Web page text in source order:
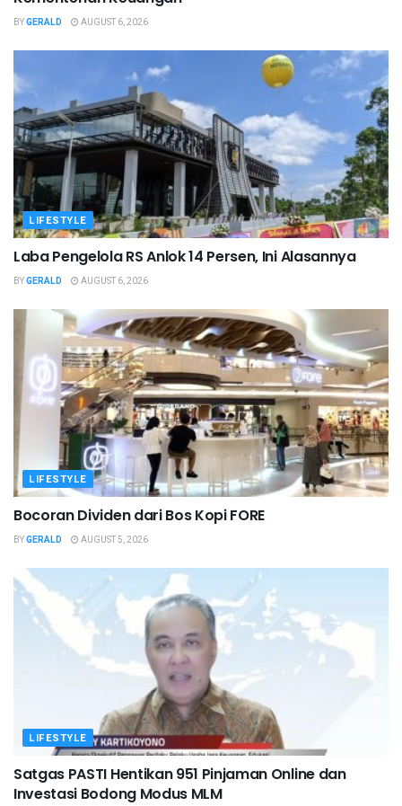
BYGERALD AUGUST 6, 2026
LIFESTYLE
Laba Pengelola RS Anlok 14 Persen, Ini Alasannya
BYGERALD AUGUST 6, 2026
LIFESTYLE
Bocoran Dividen dari Bos Kopi FORE
BYGERALD AUGUST 5, 2026
LIFESTYLE
Satgas PASTI Hentikan 951 Pinjaman Online dan
Investasi Bodong Modus MLM